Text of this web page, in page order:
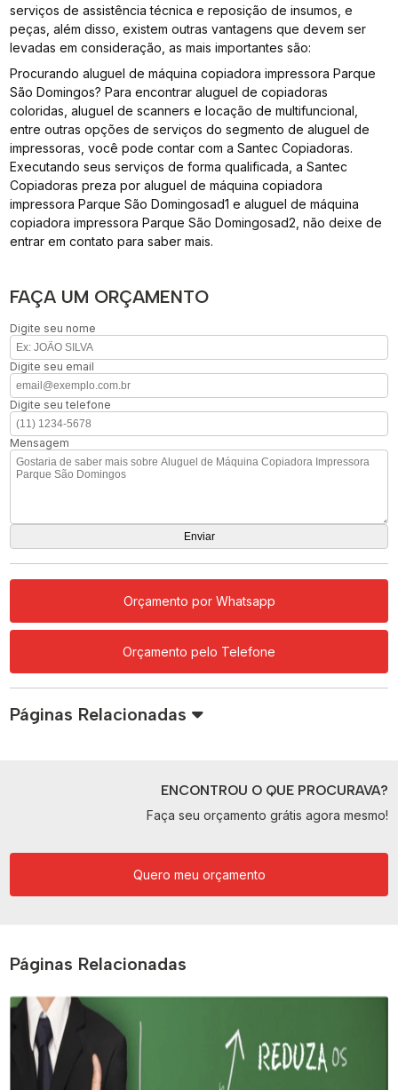
serviços de assistência técnica e reposição de insumos, e
peças, além disso, existem outras vantagens que devem ser
levadas em consideração, as mais importantes são:
Procurando aluguel de máquina copiadora impressora Parque
São Domingos? Para encontrar aluguel de copiadoras
coloridas, aluguel de scanners e locação de multifuncional,
entre outras opções de serviços do segmento de aluguel de
impressoras, você pode contar com a Santec Copiadoras.
Executando seus serviços de forma qualificada, a Santec
Copiadoras preza por aluguel de máquina copiadora
impressora Parque São Domingosad1 e aluguel de máquina
copiadora impressora Parque São Domingosad2, não deixe de
entrar em contato para saber mais.
FAÇA UM ORÇAMENTO
Digite seu nome
Digite seu email
Digite seu telefone
Mensagem
Orçamento por Whatsapp
Orçamento pelo Telefone
Páginas Relacionadas
ENCONTROU O QUE PROCURAVA?
Faça seu orçamento grátis agora mesmo!
Quero meu orçamento
Páginas Relacionadas